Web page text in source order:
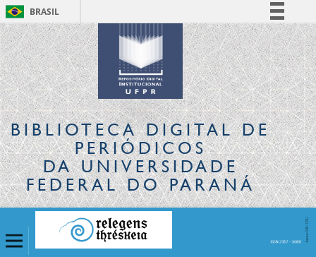
BRASIL
Simplifique!
Comunica BR
Participe
Acesso à informação
Legislação
Canais
BIBLIOTECA DIGITALDE
PERIÓDICOS
DA UNIVERSIDADE
FEDERAL DO PARANÁ